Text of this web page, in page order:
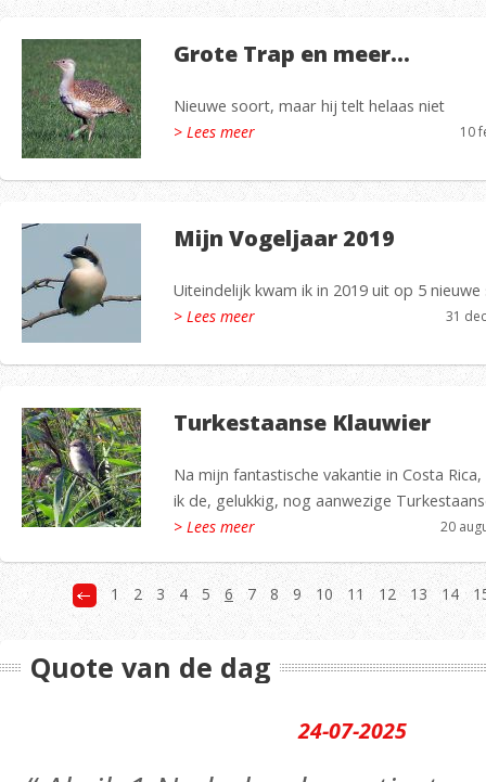
Grote Trap en meer…
Nieuwe soort, maar hij telt helaas niet
> Lees meer
10
Mijn Vogeljaar 2019
Uiteindelijk kwam ik in 2019 uit op 5
> Lees meer
31
Turkestaanse Klauwier
Na mijn fantastische vakantie in Costa
ik de, gelukkig, nog aanwezige
> Lees meer
20
1 2 3 4 5 6 7 8 9 10 11 12 13 14
Quote van de dag
24-07-2025